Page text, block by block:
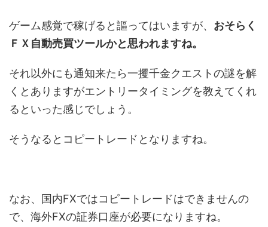
ゲーム感覚で稼げると謳ってはいますが、 おそらく
ＦＸ自動売買ツールかと思われますね。
それ以外にも通知来たら一攫千金クエストの謎を解
くとありますがエントリータイミングを教えてくれ
るといった感じでしょう。
そうなるとコピートレードとなりますね。
なお、国内FXではコピートレードはできませんの
で、海外FXの証券口座が必要になりますね。